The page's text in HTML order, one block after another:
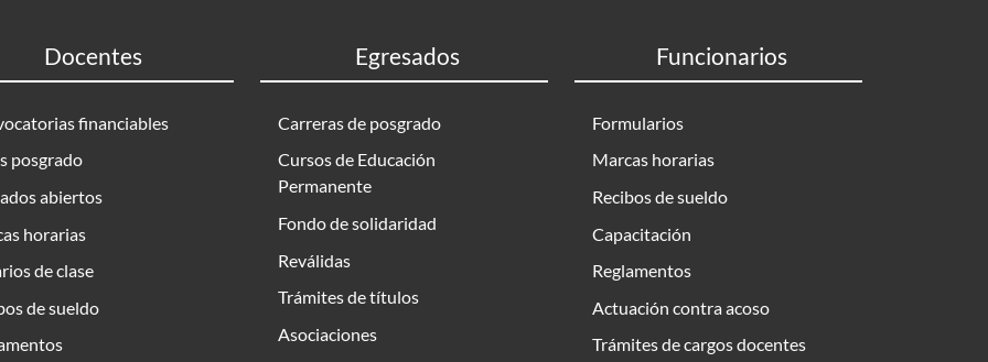
Docentes
financiables
posgrado
abiertos
horarias
de clase
de sueldo
Egresados
Carreras de posgrado
Cursos de Educación
Permanente
Fondo de solidaridad
Reválidas
Trámites de títulos
Asociaciones
Funcionarios
Formularios
Marcas horarias
Recibos de sueldo
Capacitación
Reglamentos
Actuación contra acoso
Trámites de cargos docentes